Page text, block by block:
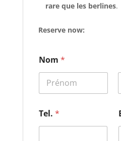
rare que les berlines.
Reserve now:
e
N
m
e
Nom *
Tel. *